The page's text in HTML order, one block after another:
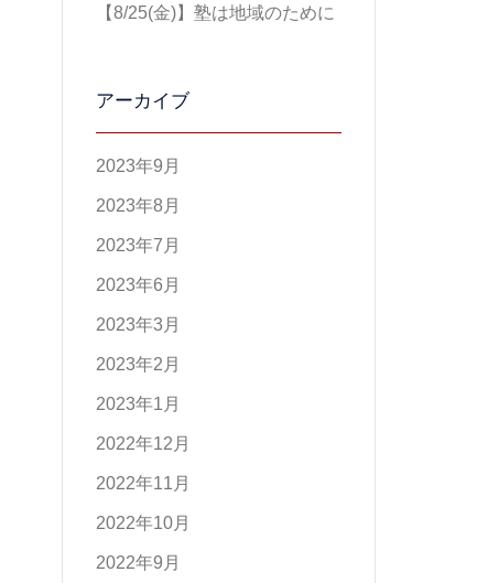
【8/25(金)】塾は地域のために
アーカイブ
2023年9月
2023年8月
2023年7月
2023年6月
2023年3月
2023年2月
2023年1月
2022年12月
2022年11月
2022年10月
2022年9月